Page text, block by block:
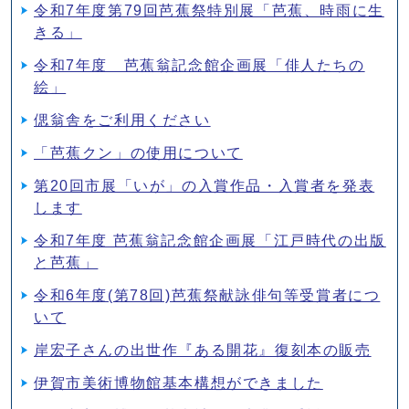
令和7年度第79回芭蕉祭特別展「芭蕉、時雨に生
きる」
令和7年度 芭蕉翁記念館企画展「俳人たちの
絵」
偲翁舎をご利用ください
「芭蕉クン」の使用について
第20回市展「いが」の入賞作品・入賞者を発表
します
令和7年度 芭蕉翁記念館企画展「江戸時代の出版
と芭蕉」
令和6年度(第78回)芭蕉祭献詠俳句等受賞者につ
いて
岸宏子さんの出世作『ある開花』復刻本の販売
伊賀市美術博物館基本構想ができました